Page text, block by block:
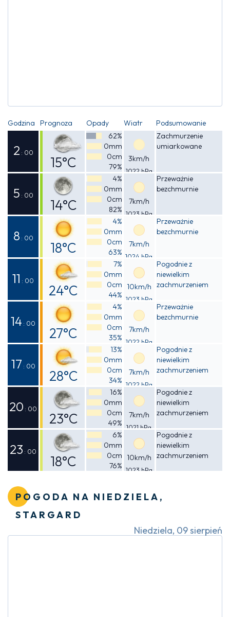
Godzina Prognoza Opady Wiatr Podsumowanie
2 : 00
15°C
Odczuwalna
15°C
62%
0mm
0cm
79%
3km/h
1022 hPa
Zachmurzenie
umiarkowane
5 : 00
14°C
Odczuwalna
13°C
4%
0mm
0cm
82%
7km/h
1023 hPa
Przeważnie
bezchmurnie
8 : 00
18°C
Odczuwalna
17°C
4%
0mm
0cm
63%
7km/h
1024 hPa
Przeważnie
bezchmurnie
11 : 00
24°C
Odczuwalna
23°C
7%
0mm
0cm
44%
10km/h
1023 hPa
Pogodnie z
niewielkim
zachmurzeniem
14 : 00
27°C
Odczuwalna
27°C
4%
0mm
0cm
35%
7km/h
1022 hPa
Przeważnie
bezchmurnie
17 : 00
28°C
Odczuwalna
27°C
13%
0mm
0cm
34%
7km/h
1022 hPa
Pogodnie z
niewielkim
zachmurzeniem
20 : 00
23°C
Odczuwalna
22°C
16%
0mm
0cm
49%
7km/h
1021 hPa
Pogodnie z
niewielkim
zachmurzeniem
23 : 00
18°C
6%
0mm
0cm
76%
10km/h
1023 hPa
Pogodnie z
niewielkim
zachmurzeniem
POGODA NA NIEDZIELA,
STARGARD
Niedziela, 09 sierpień